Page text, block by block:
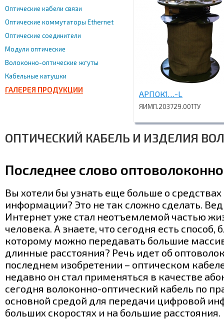
Оптические кабели связи
Оптические коммутаторы Ethernet
Оптические соединители
Модули оптические
Волоконно-оптические жгуты
Кабельные катушки
ГАЛЕРЕЯ ПРОДУКЦИИ АРПОК1…-L
ЯИМП.203729.001ТУ
ОПТИЧЕСКИЙ КАБЕЛЬ И ИЗДЕЛИЯ
Последнее слово
Вы хотели бы узнать еще больше о
информации? Это не так сложно сделать.
Интернет уже стал неотъемлемой частью
человека. А знаете, что сегодня есть способ,
которому можно передавать большие
длинные расстояния? Речь идет об
последнем изобретении – оптическом
недавно он стал применяться в качестве
сегодня волоконно-оптический кабель по
основной средой для передачи цифровой
больших скоростях и на большие расстояния.